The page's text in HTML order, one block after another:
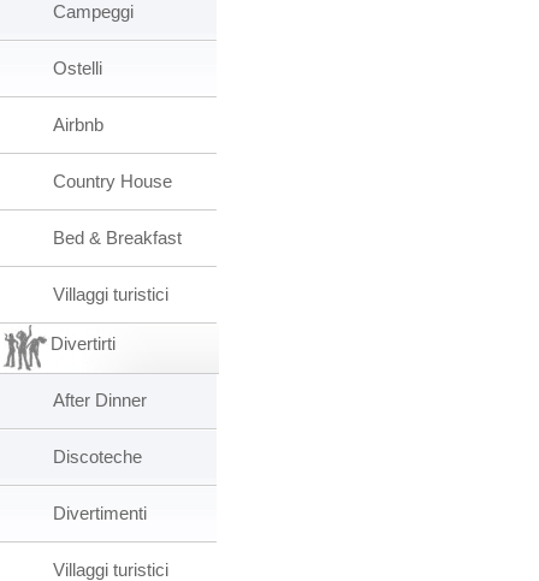
Campeggi
Ostelli
Airbnb
Country House
Bed & Breakfast
Villaggi turistici
Divertirti
After Dinner
Discoteche
Divertimenti
Villaggi turistici